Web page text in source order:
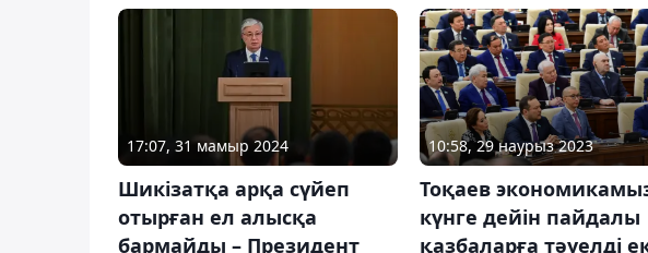
17:07, 31 мамыр 2024
Шикізатқа арқа сүйеп
отырған ел алысқа
бармайды – Президент
10:58, 29 наурыз 2023
Тоқаев
күнге дейін пайдалы
қазбаларға тәуелді